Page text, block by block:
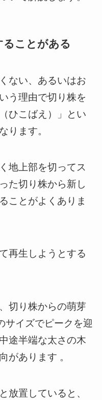
ることがある
ない、あるいはお
う理由で切り株を
ひこばえ）」とい
ります。
地上部を切ってス
た切り株から新し
ことがよくありま
再生しようとする
切り株からの萌芽
サイズでピークを迎
途半端な太さの木
があります 。
放置していると、